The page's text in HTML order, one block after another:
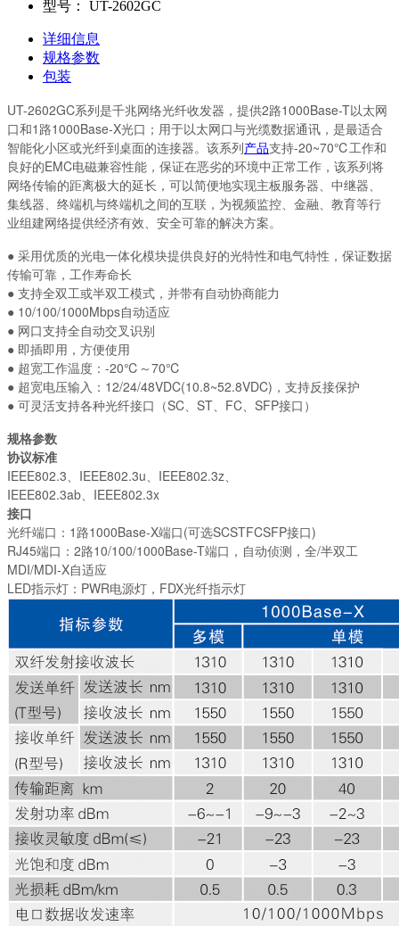
型号： UT-2602GC
详细信息
规格参数
包装
UT-2602GC系列是千兆网络光纤收发器，提供2路1000Base-T以太网
口和1路1000Base-X光口；用于以太网口与光缆数据通讯，是最适合
智能化小区或光纤到桌面的连接器。该系列产品支持-20~70℃工作和
良好的EMC电磁兼容性能，保证在恶劣的环境中正常工作，该系列将
网络传输的距离极大的延长，可以简便地实现主板服务器、中继器、
集线器、终端机与终端机之间的互联，为视频监控、金融、教育等行
业组建网络提供经济有效、安全可靠的解决方案。
● 采用优质的光电一体化模块提供良好的光特性和电气特性，保证数据
传输可靠，工作寿命长
● 支持全双工或半双工模式，并带有自动协商能力
● 10/100/1000Mbps自动适应
● 网口支持全自动交叉识别
● 即插即用，方便使用
● 超宽工作温度：-20℃～70℃
● 超宽电压输入：12/24/48VDC(10.8~52.8VDC)，支持反接保护
● 可灵活支持各种光纤接口（SC、ST、FC、SFP接口）
规格参数
协议标准
IEEE802.3、IEEE802.3u、IEEE802.3z、
IEEE802.3ab、IEEE802.3x
接口
光纤端口：1路1000Base-X端口(可选SCSTFCSFP接口)
RJ45端口：2路10/100/1000Base-T端口，自动侦测，全/半双工
MDI/MDI-X自适应
LED指示灯：PWR电源灯，FDX光纤指示灯